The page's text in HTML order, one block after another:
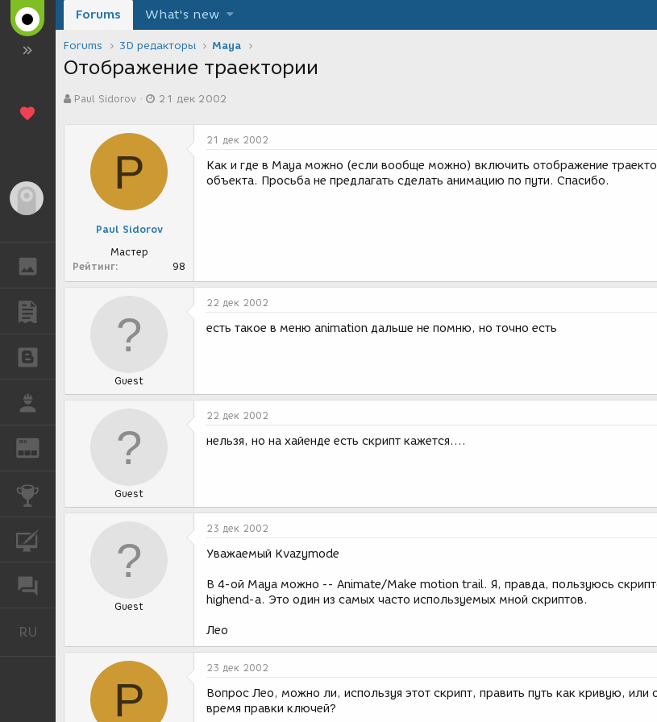
ГАЛЕРЕЯ
REN
КОНКУРСЫ
RU
Forums What's new
Forums 3D редакторы Maya
Отображение траектории
в
Paul Sidorov
а
с
о
д
и
21 дек 2002
P
Paul Sidorov
Мастер
Рейтинг
98
21 дек 2002
Как и где в Мауа можно (если вообще можно) включить отображение
объекта. Просьба не предлагать сделать анимацию по пути. Спасибо.
Guest
22 дек 2002
есть такое в меню animation дальше не помню, но точно есть
Guest
22 дек 2002
нельзя, но на хайенде есть скрипт кажется....
Guest
23 дек 2002
Уважаемый Kvazymode
В 4-ой Мауа можно -- Animate/Make motion trail. Я, правда, пользуюсь
highend-а. Это один из самых часто используемых мной скриптов.
Лео
P
23 дек 2002
Вопрос Лео, можно ли, используя этот скрипт, править путь как кривую, или
время правки ключей?